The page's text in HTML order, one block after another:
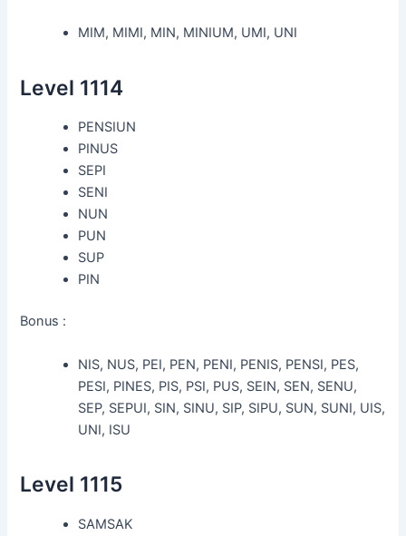
MIM, MIMI, MIN, MINIUM, UMI, UNI
Level 1114
PENSIUN
PINUS
SEPI
SENI
NUN
PUN
SUP
PIN
Bonus :
NIS, NUS, PEI, PEN, PENI, PENIS, PENSI, PES,
PESI, PINES, PIS, PSI, PUS, SEIN, SEN, SENU,
SEP, SEPUI, SIN, SINU, SIP, SIPU, SUN, SUNI, UIS,
UNI, ISU
Level 1115
SAMSAK